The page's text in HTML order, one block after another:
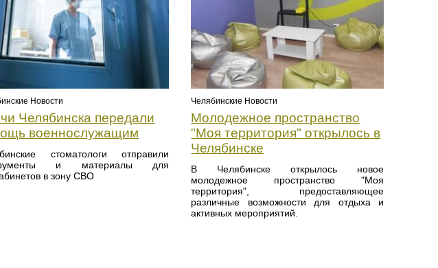
Новости
Челябинска передали
военнослужащим
стоматологи отправили
и материалы для
в зону СВО
Челябинские Новости
Молодежное пространство
"Моя территория" открылось в
Челябинске
В Челябинске открылось новое
молодежное пространство "Моя
территория", предоставляющее
различные возможности для отдыха и
активных мероприятий.